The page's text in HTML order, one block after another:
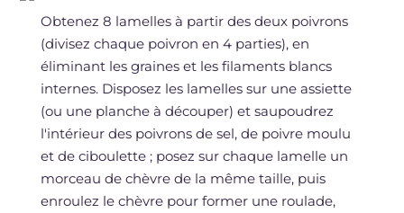
Obtenez 8 lamelles à partir des deux poivrons
(divisez chaque poivron en 4 parties), en
éliminant les graines et les filaments blancs
internes. Disposez les lamelles sur une assiette
(ou une planche à découper) et saupoudrez
l'intérieur des poivrons de sel, de poivre moulu
et de ciboulette ; posez sur chaque lamelle un
morceau de chèvre de la même taille, puis
enroulez le chèvre pour former une roulade,